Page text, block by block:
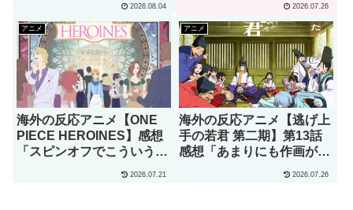
2026.08.04 2026.07.26
アニメ
海外の反応アニメ【ONE
PIECE HEROINES】感想
「スピンオフでこういう実
2026.07.21
アニメ
海外の反応アニメ【逃げ上
手の若君 第二期】第13話
感想「あまりにも作画が良
2026.07.26